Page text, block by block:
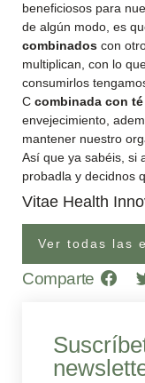
beneficiosos para
de algún modo, es
combinados con
multiplican, con lo
consumirlos
C combinada con
envejecimiento,
mantener nuestro
Así que ya sabéis, si
probadla y decidnos
Vitae Health
Ver todas las
Comparte